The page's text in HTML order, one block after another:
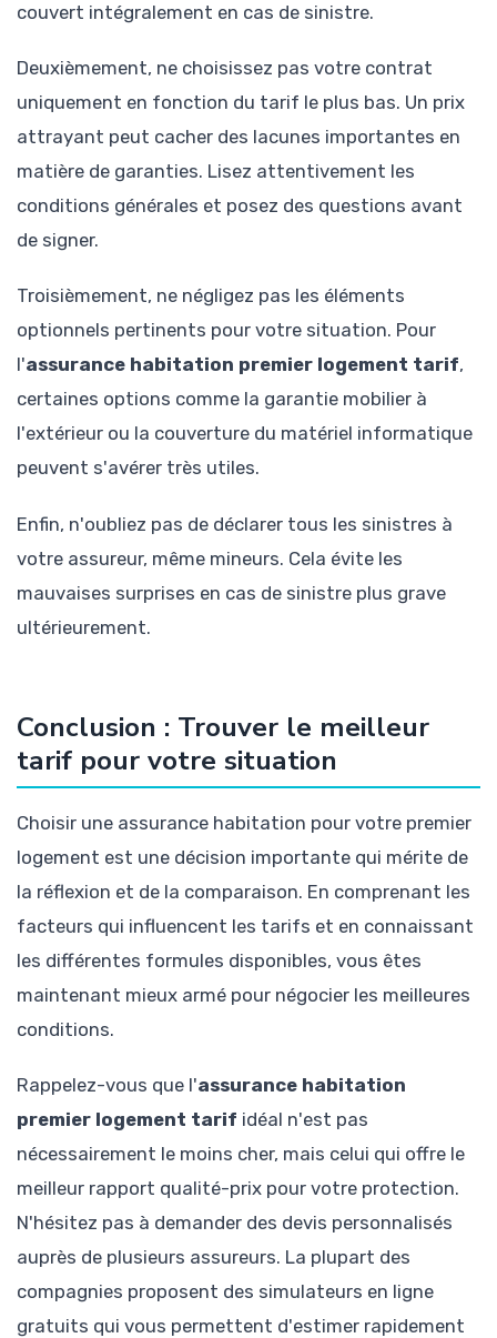
couvert intégralement en cas de sinistre.
Deuxièmement, ne choisissez pas votre contrat
uniquement en fonction du tarif le plus bas. Un prix
attrayant peut cacher des lacunes importantes en
matière de garanties. Lisez attentivement les
conditions générales et posez des questions avant
de signer.
Troisièmement, ne négligez pas les éléments
optionnels pertinents pour votre situation. Pour
l'assurance habitation premier logement tarif,
certaines options comme la garantie mobilier à
l'extérieur ou la couverture du matériel informatique
peuvent s'avérer très utiles.
Enfin, n'oubliez pas de déclarer tous les sinistres à
votre assureur, même mineurs. Cela évite les
mauvaises surprises en cas de sinistre plus grave
ultérieurement.
Conclusion : Trouver le meilleur
tarif pour votre situation
Choisir une assurance habitation pour votre premier
logement est une décision importante qui mérite de
la réflexion et de la comparaison. En comprenant les
facteurs qui influencent les tarifs et en connaissant
les différentes formules disponibles, vous êtes
maintenant mieux armé pour négocier les meilleures
conditions.
Rappelez-vous que l'assurance habitation
premier logement tarif idéal n'est pas
nécessairement le moins cher, mais celui qui offre le
meilleur rapport qualité-prix pour votre protection.
N'hésitez pas à demander des devis personnalisés
auprès de plusieurs assureurs. La plupart des
compagnies proposent des simulateurs en ligne
gratuits qui vous permettent d'estimer rapidement